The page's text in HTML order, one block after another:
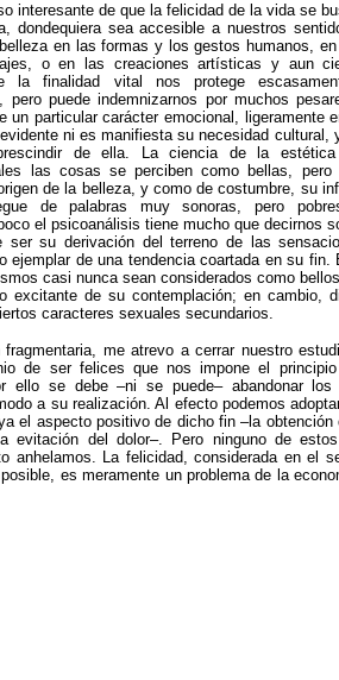
interesante de que la felicidad de la vida se
dondequiera sea accesible a nuestros
en las formas y los gestos humanos,
o en las creaciones artísticas y aun
la finalidad vital nos protege
pero puede indemnizarnos por muchos
un particular carácter emocional, ligeramente
ni es manifiesta su necesidad cultural,
de ella. La ciencia de la
las cosas se perciben como bellas, pero
de la belleza, y como de costumbre, su
de palabras muy sonoras, pero
el psicoanálisis tiene mucho que decirnos
ser su derivación del terreno de las
ejemplar de una tendencia coartada en su fin.
casi nunca sean considerados como
excitante de su contemplación; en cambio,
caracteres sexuales secundarios.
me atrevo a cerrar nuestro
de ser felices que nos impone el
ello se debe –ni se puede– abandonar los
a su realización. Al efecto podemos
el aspecto positivo de dicho fin –la obtención
evitación del dolor–. Pero ninguno de
anhelamos. La felicidad, considerada en el
es meramente un problema de la